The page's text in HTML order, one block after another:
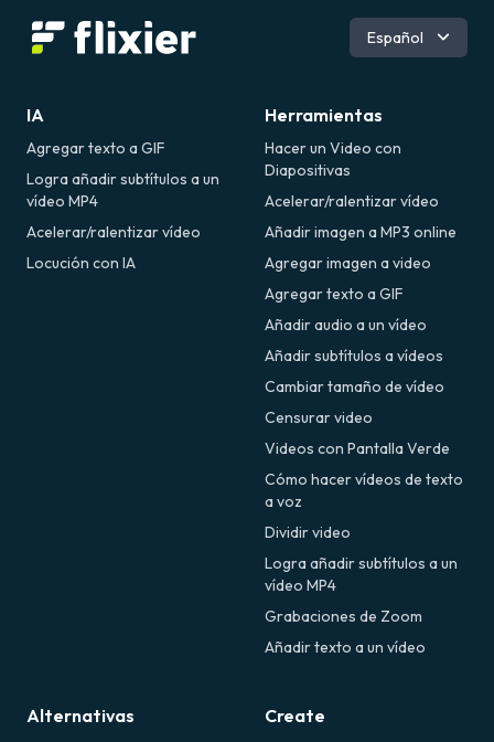
Inglés
Português
Français
Español
IA
Agregar texto a GIF
Logra añadir subtítulos a un
vídeo MP4
Acelerar/ralentizar vídeo
Locución con IA
Herramientas
Hacer un Video con
Diapositivas
Acelerar/ralentizar vídeo
Añadir imagen a MP3 online
Agregar imagen a video
Agregar texto a GIF
Añadir audio a un vídeo
Añadir subtítulos a vídeos
Cambiar tamaño de vídeo
Censurar video
Videos con Pantalla Verde
Cómo hacer vídeos de texto
a voz
Dividir video
Logra añadir subtítulos a un
vídeo MP4
Grabaciones de Zoom
Añadir texto a un vídeo
Alternativas Create